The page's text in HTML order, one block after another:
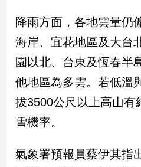
點
民
調
國
會
點
觀
降雨方面，各地雲量仍
海岸、宜花地區及大台
園以北、台東及恆春半
他地區為多雲。若低溫
拔3500公尺以上高山有
雪機率。
氣象署預報員蔡伊其指